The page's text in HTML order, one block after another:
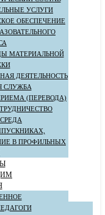
УСЛУГИ
ОБЕСПЕЧЕНИЕ
МАТЕРИАЛЬНОЙ
ДЕЯТЕЛЬНОСТЬ
СЛУЖБА
(ПЕРЕВОДА)
В ПРОФИЛЬНЫХ